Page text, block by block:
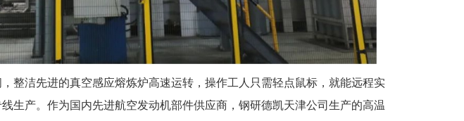
整洁先进的真空感应熔炼炉高速运转，操作工人只需轻点鼠标，就能远程实
生产。作为国内先进航空发动机部件供应商，钢研德凯天津公司生产的高温